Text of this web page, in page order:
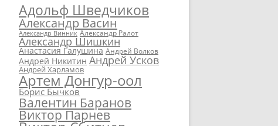
Адольф Шведчиков
Александр Васин
Александр Винник Александр Ралот
Александр Шишкин
Анастасия Галушина Андрей Волков
Андрей Никитин Андрей Усков
Андрей Харламов
Артем Донгур-оол
Борис Бычков
Валентин Баранов
Виктор Парнев